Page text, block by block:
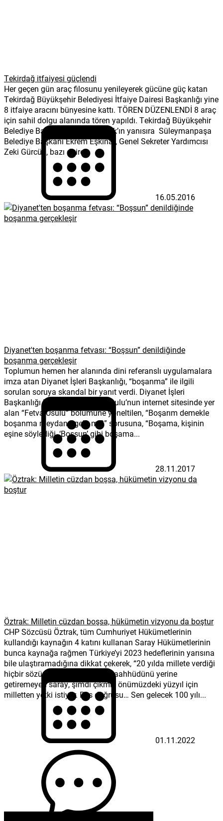
Tekirdağ itfaiyesi güçlendi
Her geçen gün araç filosunu yenileyerek gücüne güç katan
Tekirdağ Büyükşehir Belediyesi İtfaiye Dairesi Başkanlığı yine
8 itfaiye aracını bünyesine kattı. TÖREN DÜZENLENDİ 8 araç
için sahil dolgu alanında tören yapıldı. Tekirdağ Büyükşehir
Belediye Başkanı Kadir Albayrak’ın yanısıra Süleymanpaşa
Belediye Başkanı Ekrem Eşkinat, Genel Sekreter Yardımcısı
Zeki Gürcün, bazı daire...
16.05.2016
Diyanet'ten boşanma fetvası: “Boşsun” denildiğinde
boşanma gerçekleşir
Toplumun hemen her alanında dini referanslı uygulamalara
imza atan Diyanet İşleri Başkanlığı, “boşanma” ile ilgili
sorulan soruya skandal bir yanıt verdi. Diyanet İşleri
Başkanlığı Din İşleri Yüksek Kurulu’nun internet sitesinde yer
alan “Fetva Usulü” bölümüne yöneltilen, “Boşarım demekle
boşanma meydana gelir mi?” sorusuna, “Boşama, kişinin
eşine söylediği, ‘Boşsun’ gibi boşama...
28.11.2017
Öztrak: Milletin cüzdan boşsa, hükümetin vizyonu da boştur
CHP Sözcüsü Öztrak, tüm Cumhuriyet Hükümetlerinin
kullandığı kaynağın 4 katını kullanan Saray Hükümetlerinin
bunca kaynağa rağmen Türkiye’yi 2023 hedeflerinin yarısına
bile ulaştıramadığına dikkat çekerek, “20 yılda millete verdiği
hiçbir sözü tutamayan, millete taahhüdünü yerine
getiremeyen saray, şimdi çıkmış önümüzdeki yüzyıl için
milletten yetki istiyor. Pes doğrusu… Sen gelecek 100 yılı...
01.11.2022